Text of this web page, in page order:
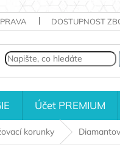
DOSTUPNOST
Účet PREMIUM
korunky